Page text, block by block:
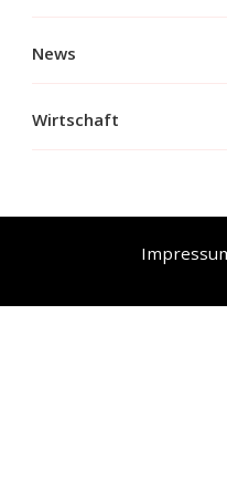
News
Wirtschaft